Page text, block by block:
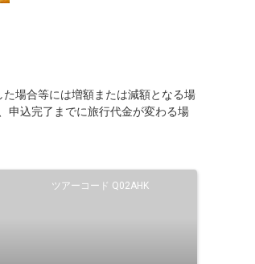
場合等には増額または減額となる場
申込完了までに旅行代金が変わる場
ツアーコード Q02AHK